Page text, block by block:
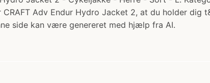
Adv Endur Hydro Jacket 2, at du holder dig
side kan være genereret med hjælp fra AI.